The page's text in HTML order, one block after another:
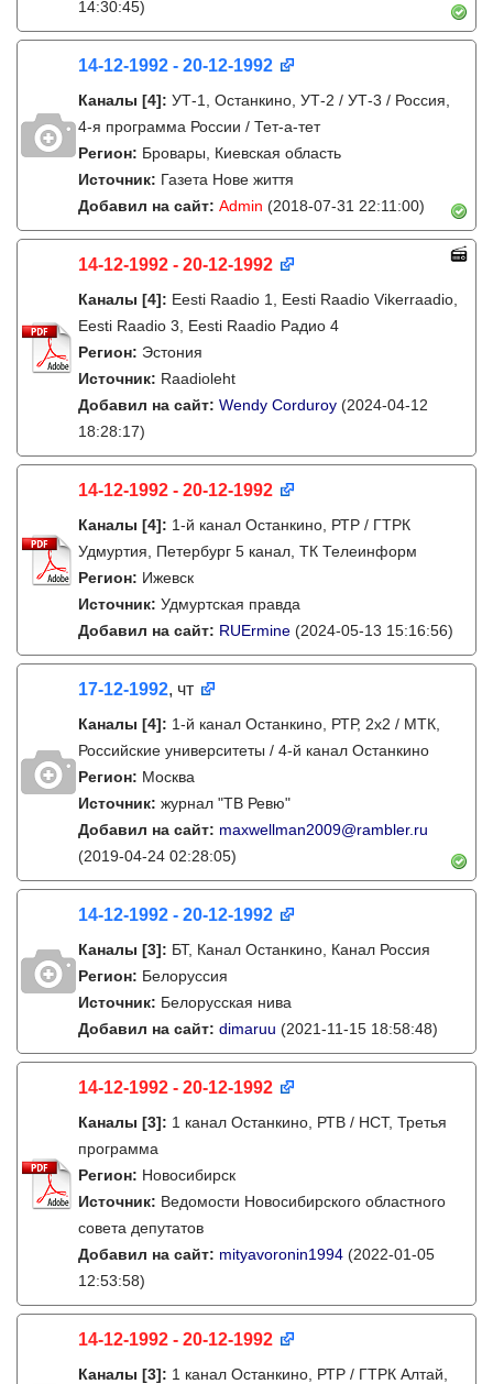
14:30:45)
14-12-1992 - 20-12-1992
Каналы [4]: УТ-1, Останкино, УТ-2 / УТ-3 / Россия,
4-я программа России / Тет-а-тет
Регион: Бровары, Киевская область
Источник: Газета Нове життя
Добавил на сайт: Admin (2018-07-31 22:11:00)
14-12-1992 - 20-12-1992
Каналы [4]: Eesti Raadio 1, Eesti Raadio Vikerraadio,
Eesti Raadio 3, Eesti Raadio Радио 4
Регион: Эстония
Источник: Raadioleht
Добавил на сайт: Wendy Corduroy (2024-04-12
18:28:17)
14-12-1992 - 20-12-1992
Каналы [4]: 1-й канал Останкино, РТР / ГТРК
Удмуртия, Петербург 5 канал, ТК Телеинформ
Регион: Ижевск
Источник: Удмуртская правда
Добавил на сайт: RUErmine (2024-05-13 15:16:56)
17-12-1992, чт
Каналы [4]: 1-й канал Останкино, РТР, 2х2 / МТК,
Российские университеты / 4-й канал Останкино
Регион: Москва
Источник: журнал "ТВ Ревю"
Добавил на сайт: maxwellman2009@rambler.ru
(2019-04-24 02:28:05)
14-12-1992 - 20-12-1992
Каналы [3]: БТ, Канал Останкино, Канал Россия
Регион: Белоруссия
Источник: Белорусская нива
Добавил на сайт: dimaruu (2021-11-15 18:58:48)
14-12-1992 - 20-12-1992
Каналы [3]: 1 канал Останкино, РТВ / НСТ, Третья
программа
Регион: Новосибирск
Источник: Ведомости Новосибирского областного
совета депутатов
Добавил на сайт: mityavoronin1994 (2022-01-05
12:53:58)
14-12-1992 - 20-12-1992
Каналы [3]: 1 канал Останкино, РТР / ГТРК Алтай,